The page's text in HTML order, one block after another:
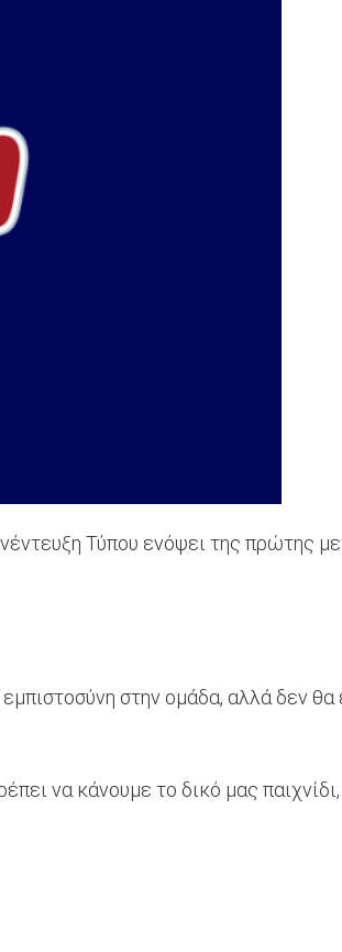
Τύπου ενόψει της πρώτης
στην ομάδα, αλλά δεν
να κάνουμε το δικό μας